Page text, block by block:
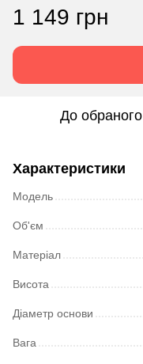
1 149 грн
До обраного
Характеристики
Модель
Об'єм
Матеріал
Висота
Діаметр основи
Вага